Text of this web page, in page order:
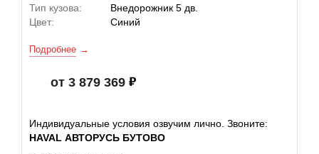
Тип кузова:
Внедорожник 5 дв.
Цвет:
Синий
Подробнее
от 3 879 369
Индивидуальные условия озвучим лично. Звоните:
HAVAL АВТОРУСЬ БУТОВО